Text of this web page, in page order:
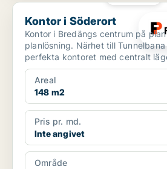
Kontor i Söderort
Kontor i Söderort
Kontor i Bredängs centrum på
planlösning. Närhet till
perfekta kontoret med centralt
Ce...
Areal
148 m2
Pris pr. md.
Inte angivet
Område